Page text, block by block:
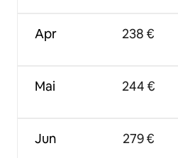
Apr
Mai
Jun
238 €
244 €
279 €